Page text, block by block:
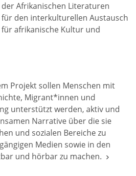
der Afrikanischen Literaturen
den interkulturellen Austausch
afrikanische Kultur und
Projekt sollen Menschen mit
Migrant*innen und
unterstützt werden, aktiv und
Narrative über die sie
und sozialen Bereiche zu
Medien sowie in den
und hörbar zu machen.